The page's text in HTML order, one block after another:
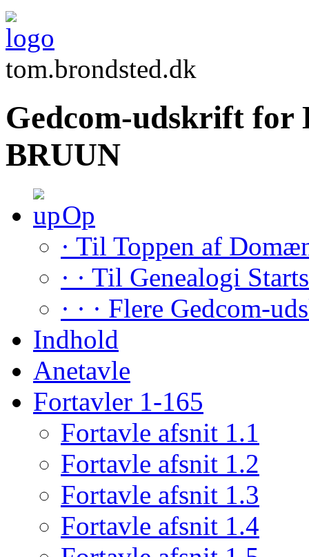
tom.brondsted.dk
Gedcom-udskrift
BRUUN
Op
· Til Toppen af
· · Til Genealogi
· · · Flere Gedcom-
Indhold
Anetavle
Fortavler 1-165
Fortavle afsnit 1.1
Fortavle afsnit 1.2
Fortavle afsnit 1.3
Fortavle afsnit 1.4